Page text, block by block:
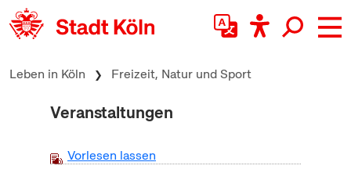
zum Inhalt springen
Leben in Köln Freizeit, Natur und Sport
Veranstaltungen
Vorlesen lassen